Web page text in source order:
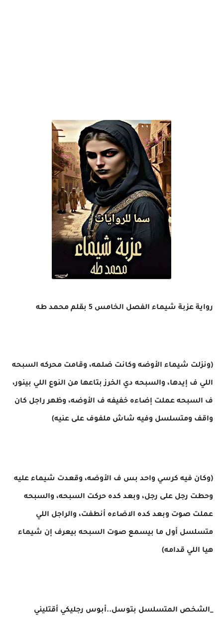
رواية عزبة شيماء الفصل الخامس 5 بقلم محمد طه
(ونزلت شيماء الأوضه وكانت ضلمه، وقامت محركه السبحه
اللي ف إيدها، والسبحه دي الخرز بتاعها من النوع اللي بينور،
ف السبحه عملت إضاءه خفيفه ف الأوضه، وظهر راجل كان
واقف ومتسلسل وفيه شاش ملفوف على عنيه)
(وكان فيه كرسي واحد بس ف الأوضه، وقعدت شيماء عليه
وحطت رجل على رجل، وبعد كده حركت السبحه، والسبحه
عملت صوت وبعد كده الاضاءه أنطفت، والراجل اللي
متسلسل أول ما بيسمع صوت السبحه بيعرف إن شيماء
هيا اللي قدامه)
_الشخص المتسلسل بتوسل..أبوس رجليكي أقتليني